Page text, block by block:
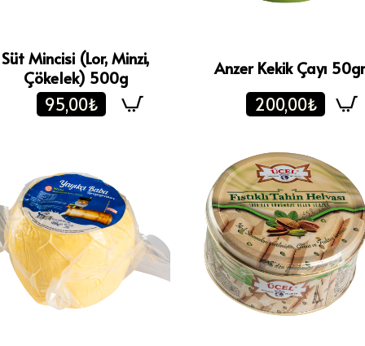
Süt Mincisi (Lor, Minzi,
Çökelek) 500g
95,00₺
Anzer Kekik Çayı 50gr
200,00₺